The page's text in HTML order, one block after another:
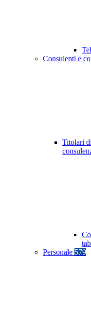
Consulenti e
Titolari
Personale 579